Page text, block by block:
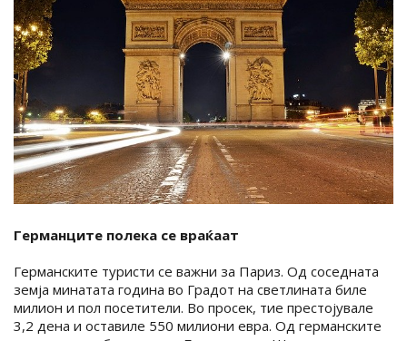
Германците полека се враќаат
Германските туристи се важни за Париз. Од соседната
земја минатата година во Градот на светлината биле
милион и пол посетители. Во просек, тие престојувале
3,2 дена и оставиле 550 милиони евра. Од германските